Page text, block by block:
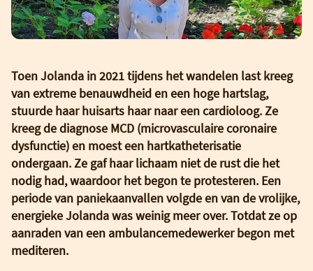
Toen Jolanda in 2021 tijdens het wandelen last kreeg
van extreme benauwdheid en een hoge hartslag,
stuurde haar huisarts haar naar een cardioloog. Ze
kreeg de diagnose MCD (microvasculaire coronaire
dysfunctie) en moest een hartkatheterisatie
ondergaan. Ze gaf haar lichaam niet de rust die het
nodig had, waardoor het begon te protesteren. Een
periode van paniekaanvallen volgde en van de vrolijke,
energieke Jolanda was weinig meer over. Totdat ze op
aanraden van een ambulancemedewerker begon met
mediteren.